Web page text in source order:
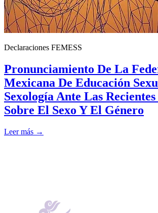
Declaraciones FEMESS
Pronunciamiento De La
Mexicana De Educación
Sexología Ante Las
Sobre El Sexo Y El Género
Leer más →